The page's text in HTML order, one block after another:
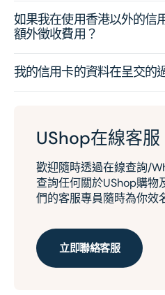
如果我在使用香港以外的信
額外徵收費用？
我的信用卡的資料在呈交的
UShop在線客服
歡迎隨時透過在線查詢/
查詢任何關於UShop購物
們的客服專員隨時為你效
立即聯絡客服